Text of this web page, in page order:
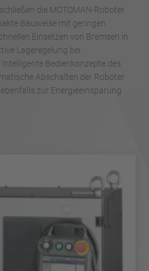
die MOTOMAN-Roboter
Bauweise mit geringen
Einsetzen von Bremsen in
Lageregelung bei
Bedienkonzepte des
Abschalten der Roboter
zur Energieeinsparung